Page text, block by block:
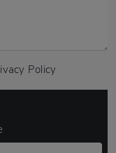
Policy